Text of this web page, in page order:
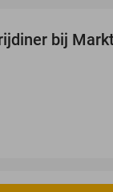
bij